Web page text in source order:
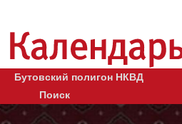
Бутовский полигон НКВД
Поиск